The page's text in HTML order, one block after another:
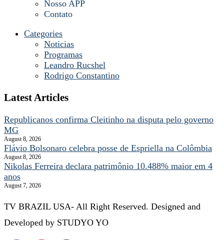
Nosso APP
Contato
Categories
Noticias
Programas
Leandro Rucshel
Rodrigo Constantino
Latest Articles
Republicanos confirma Cleitinho na disputa pelo governo
MG
August 8, 2026
Flávio Bolsonaro celebra posse de Espriella na Colômbia
August 8, 2026
Nikolas Ferreira declara patrimônio 10.488% maior em 4
anos
August 7, 2026
TV BRAZIL USA- All Right Reserved. Designed and
Developed by STUDYO YO